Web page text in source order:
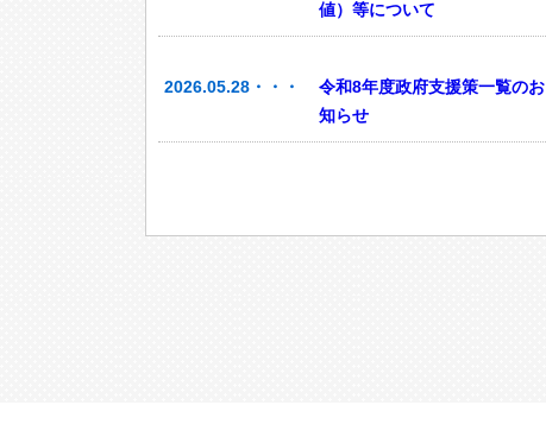
値）等について
2026.05.28・・・
令和8年度政府支援策一覧のお
知らせ